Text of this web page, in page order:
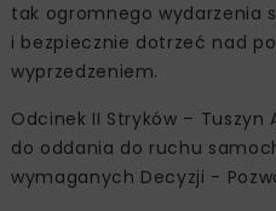
tak ogromnego wydarzenia
i bezpiecznie dotrzeć nad
wyprzedzeniem.
Odcinek II Stryków –
do oddania do ruchu
wymaganych Decyzji -